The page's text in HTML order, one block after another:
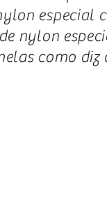
especial
nylon
como